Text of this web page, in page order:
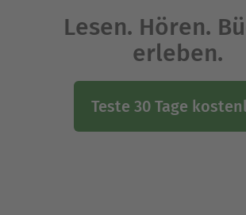
Lesen. Hören.
erleben.
Teste 30 Tage